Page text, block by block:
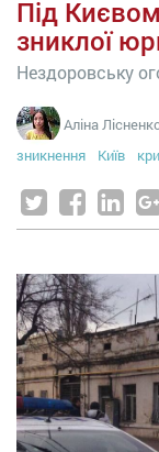
Під
зниклої
Нездоровську
Аліна
зникнення
Київ